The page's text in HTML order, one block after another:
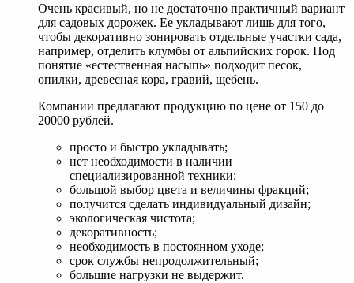
Очень красивый, но не достаточно практичный вариант
для садовых дорожек. Ее укладывают лишь для того,
чтобы декоративно зонировать отдельные участки сада,
например, отделить клумбы от альпийских горок. Под
понятие «естественная насыпь» подходит песок,
опилки, древесная кора, гравий, щебень.
Компании предлагают продукцию по цене от 150 до
20000 рублей.
просто и быстро укладывать;
нет необходимости в наличии
специализированной техники;
большой выбор цвета и величины фракций;
получится сделать индивидуальный дизайн;
экологическая чистота;
декоративность;
необходимость в постоянном уходе;
срок службы непродолжительный;
большие нагрузки не выдержит.